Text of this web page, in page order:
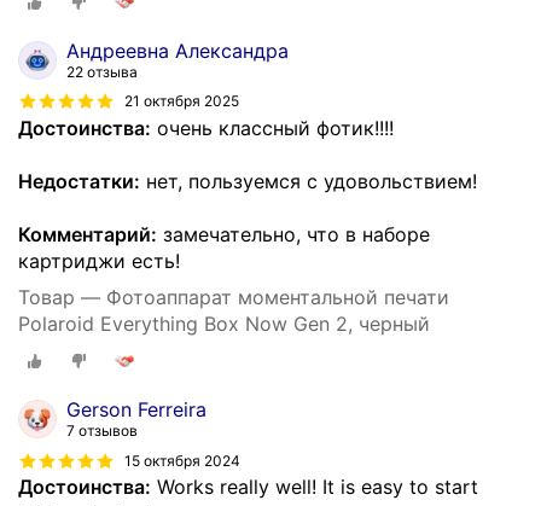
Андреевна Александра
22 отзыва
21 октября 2025
Достоинства: очень классный фотик!!!!
Недостатки: нет, пользуемся с удовольствием!
Комментарий: замечательно, что в наборе
картриджи есть!
Товар — Фотоаппарат моментальной печати
Polaroid Everything Box Now Gen 2, черный
Gerson Ferreira
7 отзывов
15 октября 2024
Достоинства: Works really well! It is easy to start